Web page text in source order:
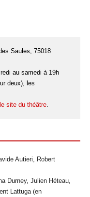
Saules, 75018
au samedi à 19h
deux), les
le site du théâtre.
Autieri, Robert
Durney, Julien Héteau,
Lattuga (en